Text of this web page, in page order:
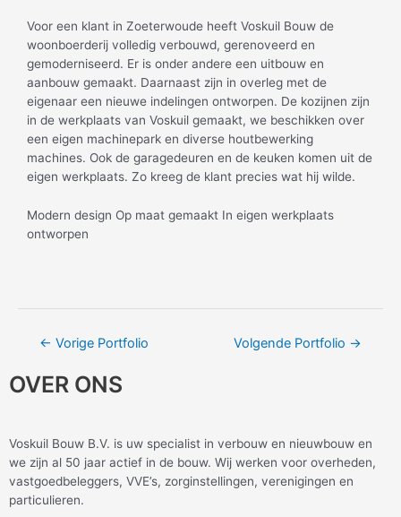
Voor een klant in Zoeterwoude heeft Voskuil Bouw de
woonboerderij volledig verbouwd, gerenoveerd en
gemoderniseerd. Er is onder andere een uitbouw en
aanbouw gemaakt. Daarnaast zijn in overleg met de
eigenaar een nieuwe indelingen ontworpen. De kozijnen zijn
in de werkplaats van Voskuil gemaakt, we beschikken over
een eigen machinepark en diverse houtbewerking
machines. Ook de garagedeuren en de keuken komen uit de
eigen werkplaats. Zo kreeg de klant precies wat hij wilde.
Modern design Op maat gemaakt In eigen werkplaats
ontworpen
← Vorige Portfolio Volgende Portfolio →
OVER ONS
Voskuil Bouw B.V. is uw specialist in verbouw en nieuwbouw en
we zijn al 50 jaar actief in de bouw. Wij werken voor overheden,
vastgoedbeleggers, VVE’s, zorginstellingen, verenigingen en
particulieren.